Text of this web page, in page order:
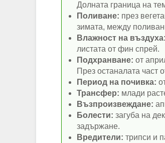
Долната граница на
Поливане: през
зимата, между
Влажност на въздуха:
листата от фин спрей.
Подхранване: от
През останалата част
Период на почивка:
Трансфер: млади
Възпроизвеждане:
Болести: загуба на
задържане.
Вредители: трипси и